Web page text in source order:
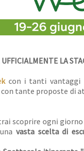
LA
con i tanti vantaggi
tante proposte di
scoprire ogni
vasta scelta di